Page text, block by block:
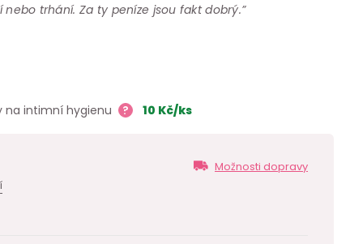
trhání. Za ty peníze jsou fakt dobrý.”
na intimní hygienu
? 10 Kč/ks
Možnosti dopravy